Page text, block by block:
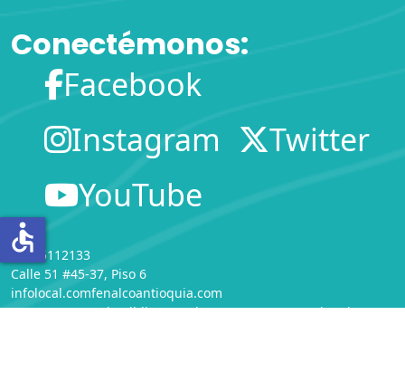
Conectémonos:
Facebook
Instagram
Twitter
YouTube
(604)5112133
Calle 51 #45-37, Piso 6
infolocal.comfenalcoantioquia.com
Departamento de BibliotecasdeCOMFENALCO Antioquia
accessible